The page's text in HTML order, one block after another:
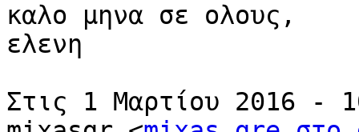
καλο μηνα σε ολους,
ελενη
Στις 1 Μαρτίου 2016 -